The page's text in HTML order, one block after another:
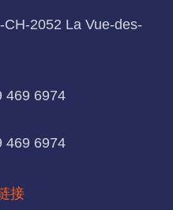
2052 La Vue-des-
469 6974
469 6974
接